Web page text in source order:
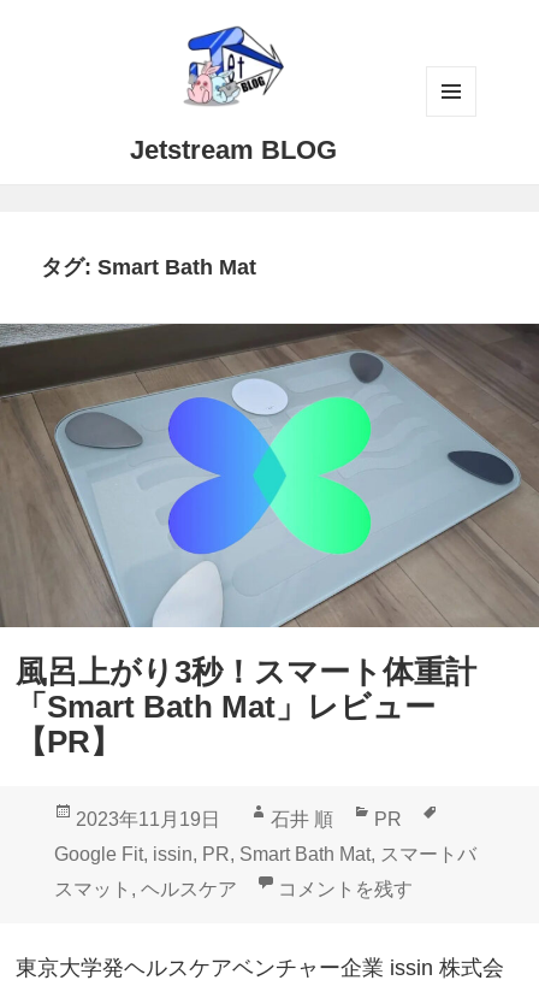
Jetstream BLOG
タグ:Smart Bath Mat
風呂上がり3秒！スマート体重計
「Smart Bath Mat」レビュー
【PR】
投
稿
日:
2023年11月19日
作
成
者
石井 順
カ
テ
ゴ
ー
PR
グ
Google Fit, issin, PR, Smart Bath Mat, スマートバ
スマット , ヘルスケア 風呂上がり3秒！スマート体
コメントを残す
東京大学発ヘルスケアベンチャー企業 issin 株式会